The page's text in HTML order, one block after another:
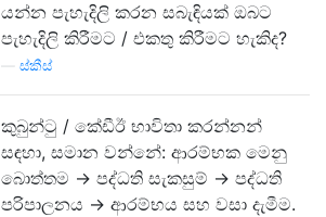
යන්න පැහැදිලි කරන සබැඳියක් ඔබට
පැහැදිලි කිරීමට / එකතු කිරීමට හැකිද?
ස්කීස්
කුබුන්ටු / කේඩීඊ භාවිතා කරන්නන්
සඳහා, සමාන වන්නේ: ආරම්භක මෙනු
බොත්තම -> පද්ධති සැකසුම් -> පද්ධති
පරිපාලනය -> ආරම්භය සහ වසා දැමීම.